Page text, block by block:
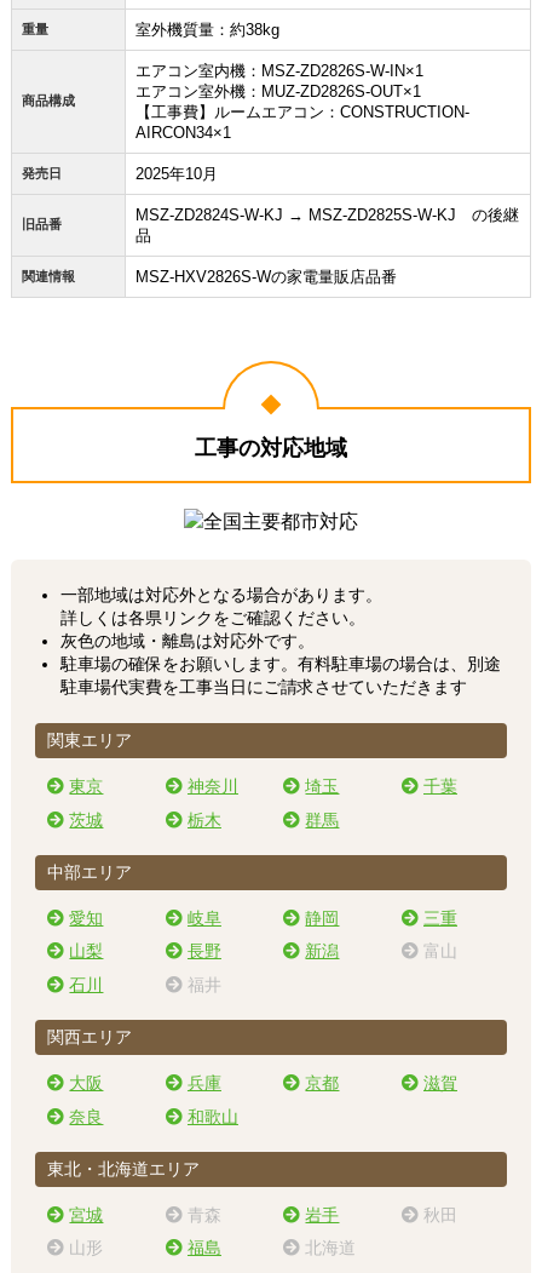
重量 室外機質量：約38kg
商品構成
エアコン室内機：MSZ-ZD2826S-W-IN×1
エアコン室外機：MUZ-ZD2826S-OUT×1
【工事費】ルームエアコン：CONSTRUCTION-
AIRCON34×1
発売日 2025年10月
旧品番
MSZ-ZD2824S-W-KJ → MSZ-ZD2825S-W-KJ の後継
品
関連情報 MSZ-HXV2826S-Wの家電量販店品番
工事の対応地域
一部地域は対応外となる場合があります。
詳しくは各県リンクをご確認ください。
灰色の地域・離島は対応外です。
駐車場の確保をお願いします。有料駐車場の場合は、別途
駐車場代実費を工事当日にご請求させていただきます
関東エリア
東京 神奈川 埼玉
千葉
茨城
栃木 群馬
中部エリア
愛知 岐阜 静岡
三重
山梨
長野 新潟
富山
石川
福井
関西エリア
大阪 兵庫 京都
滋賀
奈良
和歌山
東北・北海道エリア
宮城 青森 岩手
秋田
山形
福島 北海道